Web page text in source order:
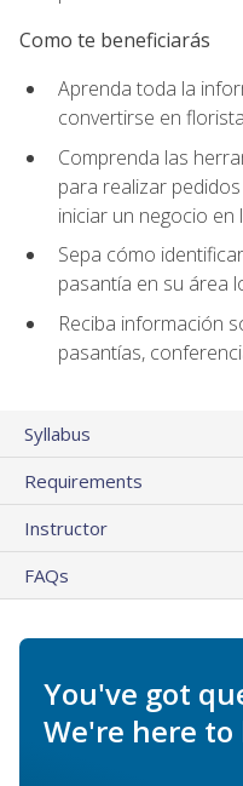
Como te beneficiarás
Aprenda toda la
convertirse en
Comprenda las
para realizar
iniciar un negocio en
Sepa cómo
pasantía en su área
Reciba información
pasantías,
Syllabus
Requirements
Instructor
FAQs
You've got
We're here to